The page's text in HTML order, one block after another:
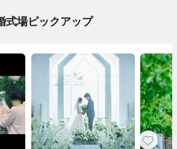
式場ピックアップ